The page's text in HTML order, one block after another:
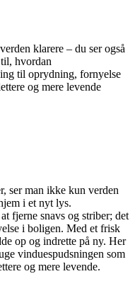
klarere – du ser også
hvordan
til oprydning, fornyelse
og mere levende
ser man ikke kun verden
i et nyt lys.
fjerne snavs og striber; det
i boligen. Med et frisk
op og indrette på ny. Her
vinduespudsningen som
og mere levende.